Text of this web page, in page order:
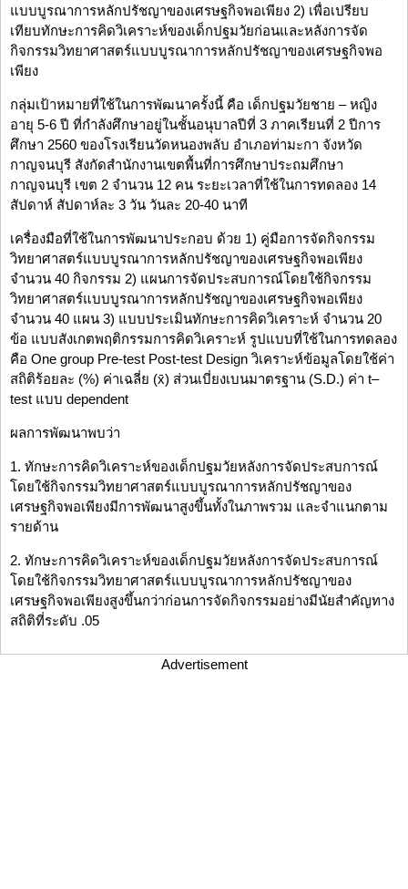
แบบบูรณาการหลักปรัชญาของเศรษฐกิจพอเพียง 2) เพื่อเปรียบ
เทียบทักษะการคิดวิเคราะห์ของเด็กปฐมวัยก่อนและหลังการจัด
กิจกรรมวิทยาศาสตร์แบบบูรณาการหลักปรัชญาของเศรษฐกิจพอ
เพียง
กลุ่มเป้าหมายที่ใช้ในการพัฒนาครั้งนี้ คือ เด็กปฐมวัยชาย – หญิง
อายุ 5-6 ปี ที่กำลังศึกษาอยู่ในชั้นอนุบาลปีที่ 3 ภาคเรียนที่ 2 ปีการ
ศึกษา 2560 ของโรงเรียนวัดหนองพลับ อำเภอท่ามะกา จังหวัด
กาญจนบุรี สังกัดสำนักงานเขตพื้นที่การศึกษาประถมศึกษา
กาญจนบุรี เขต 2 จำนวน 12 คน ระยะเวลาที่ใช้ในการทดลอง 14
สัปดาห์ สัปดาห์ละ 3 วัน วันละ 20-40 นาที
เครื่องมือที่ใช้ในการพัฒนาประกอบ ด้วย 1) คู่มือการจัดกิจกรรม
วิทยาศาสตร์แบบบูรณาการหลักปรัชญาของเศรษฐกิจพอเพียง
จำนวน 40 กิจกรรม 2) แผนการจัดประสบการณ์โดยใช้กิจกรรม
วิทยาศาสตร์แบบบูรณาการหลักปรัชญาของเศรษฐกิจพอเพียง
จำนวน 40 แผน 3) แบบประเมินทักษะการคิดวิเคราะห์ จำนวน 20
ข้อ แบบสังเกตพฤติกรรมการคิดวิเคราะห์ รูปแบบที่ใช้ในการทดลอง
คือ One group Pre-test Post-test Design วิเคราะห์ข้อมูลโดยใช้ค่า
สถิติร้อยละ (%) ค่าเฉลี่ย (x̄) ส่วนเบี่ยงเบนมาตรฐาน (S.D.) ค่า t–
test แบบ dependent
ผลการพัฒนาพบว่า
1. ทักษะการคิดวิเคราะห์ของเด็กปฐมวัยหลังการจัดประสบการณ์
โดยใช้กิจกรรมวิทยาศาสตร์แบบบูรณาการหลักปรัชญาของ
เศรษฐกิจพอเพียงมีการพัฒนาสูงขึ้นทั้งในภาพรวม และจำแนกตาม
รายด้าน
2. ทักษะการคิดวิเคราะห์ของเด็กปฐมวัยหลังการจัดประสบการณ์
โดยใช้กิจกรรมวิทยาศาสตร์แบบบูรณาการหลักปรัชญาของ
เศรษฐกิจพอเพียงสูงขึ้นกว่าก่อนการจัดกิจกรรมอย่างมีนัยสำคัญทาง
สถิติที่ระดับ .05
Advertisement